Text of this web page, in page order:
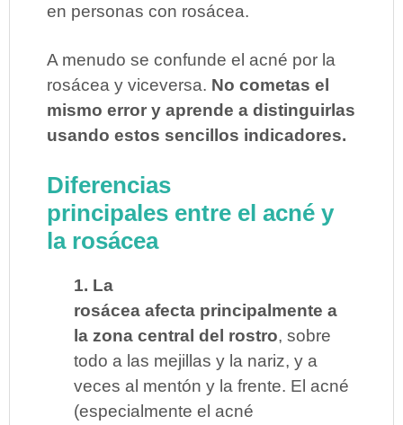
en personas con rosácea.
A menudo se confunde el acné por la
rosácea y viceversa. No cometas el
mismo error y aprende a distinguirlas
usando estos sencillos indicadores.
Diferencias
principales entre el acné y
la rosácea
1. La
rosácea afecta principalmente a
la zona central del rostro, sobre
todo a las mejillas y la nariz, y a
veces al mentón y la frente. El acné
(especialmente el acné